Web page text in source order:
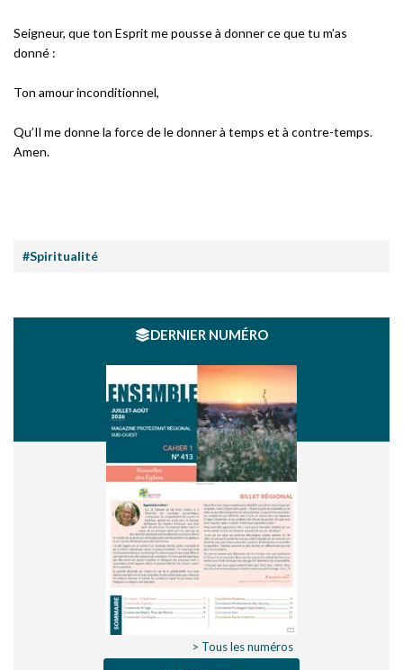
Seigneur, que ton Esprit me pousse à donner ce que tu m’as
donné :
Ton amour inconditionnel,
Qu’Il me donne la force de le donner à temps et à contre-temps.
Amen.
#Spiritualité
DERNIER NUMÉRO
> Tous les numéros